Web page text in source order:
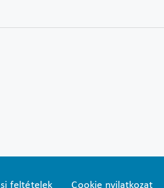
feltételek Cookie nyilatkozat